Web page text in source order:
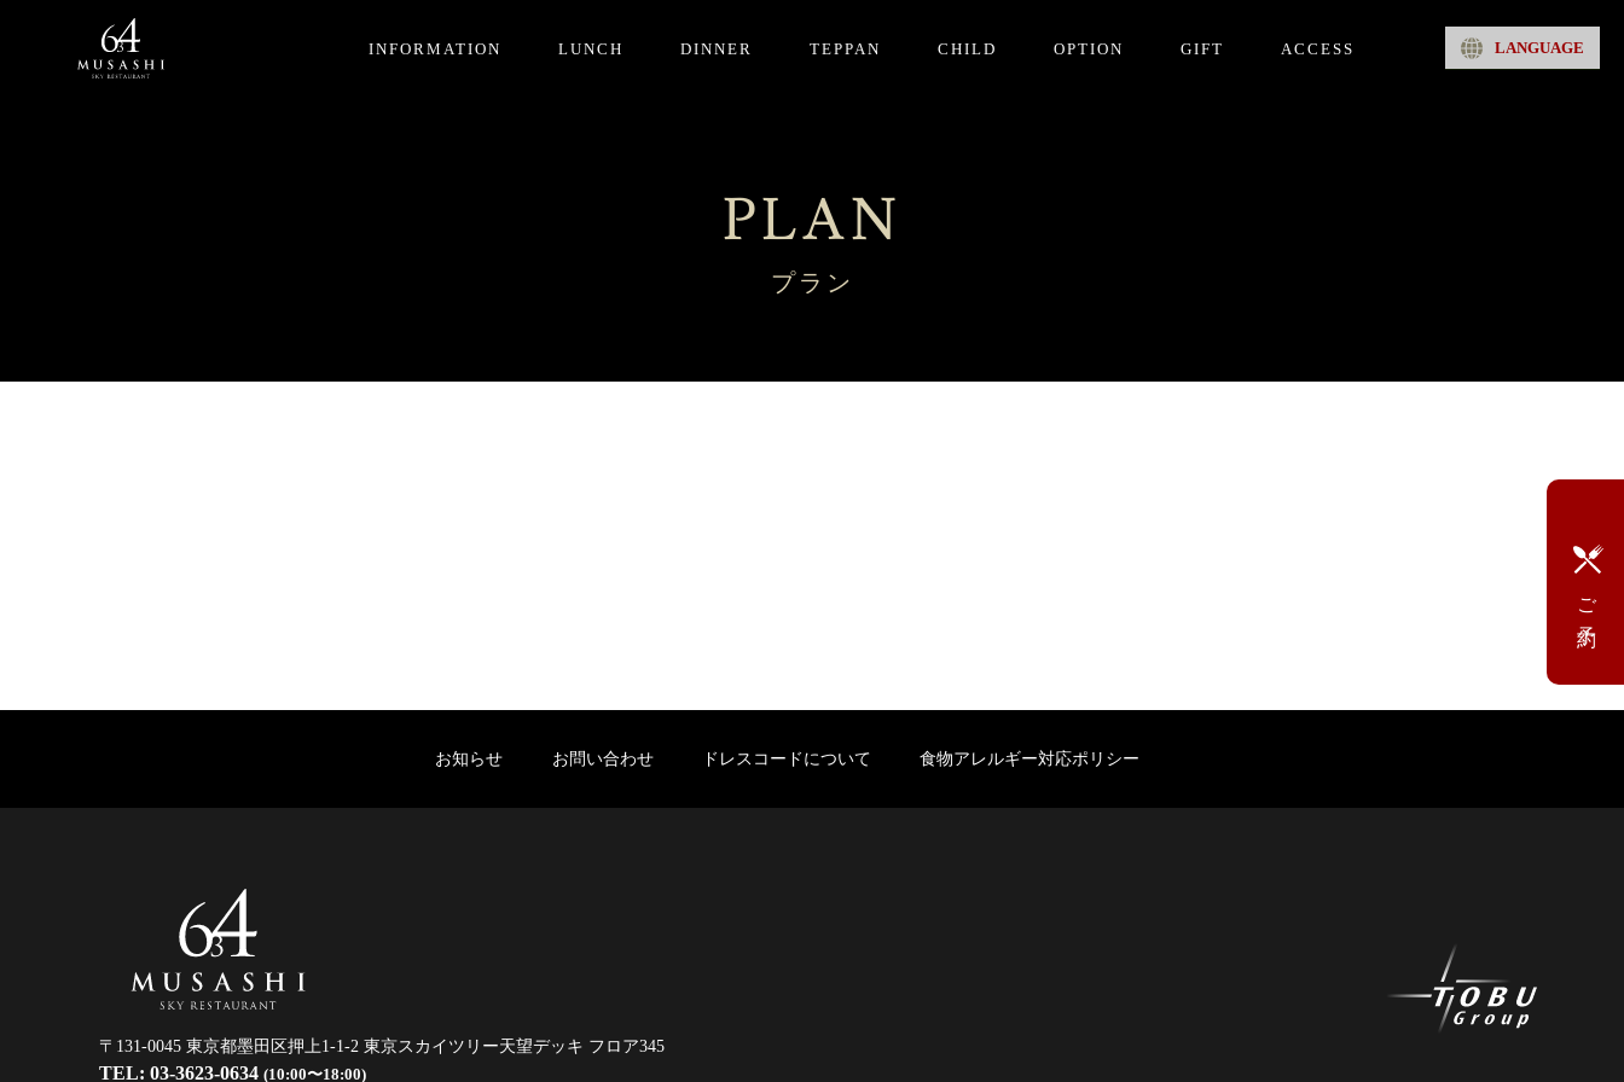
INFORMATION LUNCH DINNER TEPPAN CHILD OPTION GIFT ACCESS LANGUAGE
PLAN
プラン
お知らせ お問い合わせ ドレスコードについて 食物アレルギー対応ポリシー
〒131-0045 東京都墨田区押上1-1-2 東京スカイツリー天望デッキ フロア345
TEL: 03-3623-0634 (10:00〜18:00)
ご予約